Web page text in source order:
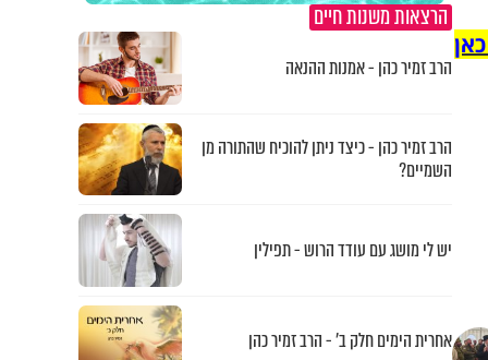
הרצאות משנות חיים
הרב זמיר כהן - אמנות ההנאה
הרב זמיר כהן - כיצד ניתן להוכיח שהתורה מן
השמיים?
יש לי מושג עם עודד הרוש - תפילין
אחרית הימים חלק ב’ - הרב זמיר כהן